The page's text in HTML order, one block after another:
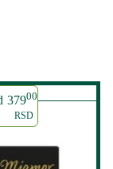
37900
RSD